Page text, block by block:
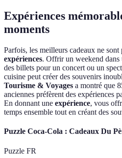
Expériences
moments
Parfois, les meilleurs cadeaux ne sont
expériences. Offrir un weekend dans
des billets pour un concert ou un
cuisine peut créer des souvenirs
Tourisme & Voyages a montré que
anciennes préfèrent des expériences
En donnant une expérience, vous
temps ensemble tout en créant des
Puzzle Coca-Cola : Cadeaux Du
Puzzle FR